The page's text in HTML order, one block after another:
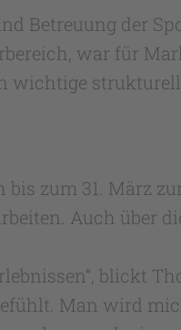
Betreuung der
war für
wichtige
zum 31. März
Auch über
blickt
Man wird